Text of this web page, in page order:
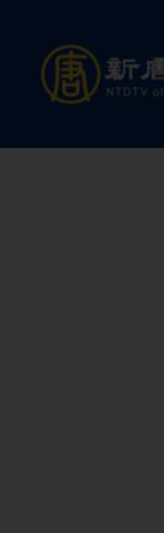
content